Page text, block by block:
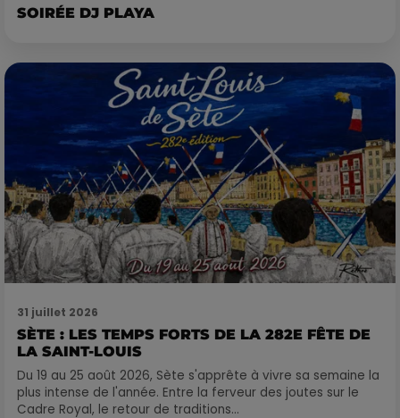
SOIRÉE DJ PLAYA
31 juillet 2026
SÈTE : LES TEMPS FORTS DE LA 282E FÊTE DE
LA SAINT-LOUIS
Du 19 au 25 août 2026, Sète s'apprête à vivre sa semaine la
plus intense de l'année. Entre la ferveur des joutes sur le
Cadre Royal, le retour de traditions...